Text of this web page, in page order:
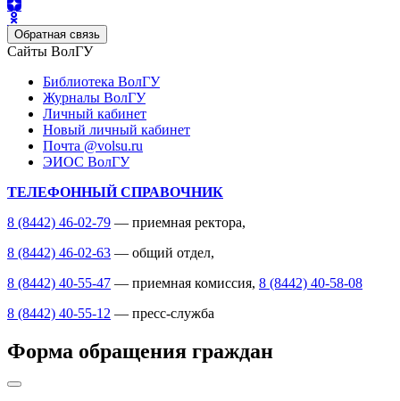
Обратная связь
Сайты ВолГУ
Библиотека ВолГУ
Журналы ВолГУ
Личный кабинет
Новый личный кабинет
Почта @volsu.ru
ЭИОС ВолГУ
ТЕЛЕФОННЫЙ СПРАВОЧНИК
8 (8442) 46-02-79 — приемная ректора,
8 (8442) 46-02-63 — общий отдел,
8 (8442) 40-55-47 — приемная комиссия, 8 (8442) 40-58-08
8 (8442) 40-55-12 — пресс-служба
Форма обращения граждан